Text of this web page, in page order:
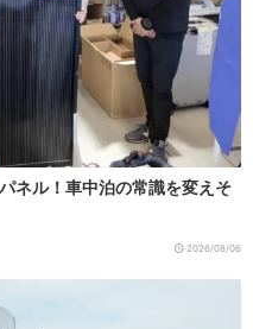
ネル！車中泊の常識を変えそ
2026/08/06